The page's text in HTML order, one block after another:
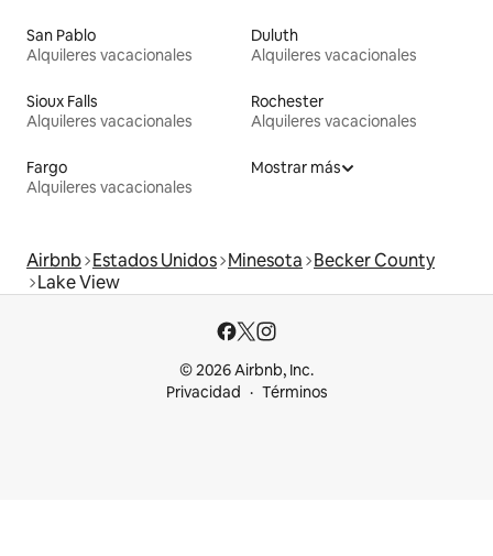
San Pablo
Alquileres vacacionales
Duluth
Alquileres vacacionales
Sioux Falls
Alquileres vacacionales
Rochester
Alquileres vacacionales
Fargo
Alquileres vacacionales
Mostrar más
Airbnb Estados Unidos Minesota Becker County
Lake View
© 2026 Airbnb, Inc.
Privacidad
Términos